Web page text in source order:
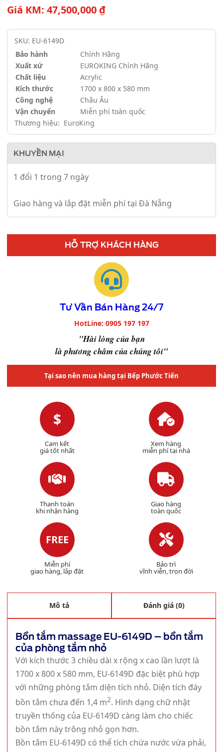
Giá KM: 47,500,000 ₫
SKU: EU-6149D
Bảo hành
Chính Hãng
Xuất xứ
EUROKING Chính Hãng
Chất liệu
Acrylic
Kích thước
1700 x 800 x 580 mm
Công nghệ
Châu Âu
Vận chuyển
Miễn phí toàn quốc
Thương hiệu: EuroKing
KHUYẾN MẠI
1 đổi 1 trong 7 ngày
Giao hàng và lắp đặt miễn phí tại Đà Nẵng
HỖ TRỢ KHÁCH HÀNG
Tư Vấn Bán Hàng 24/7
HotLine: 0905 197 197
"Hài lòng của bạn
là phương châm của chúng tôi"
Tại sao nên mua hàng tại Bếp Phước Tiến
$
Cam kết
giá tốt nhất
Xem hàng
miễn phí tại nhà
Thanh toán
khi nhận hàng
Giao hàng
toàn quốc
FREE
Miễn phí
giao hàng, lắp đặt
Bảo trì
vĩnh viễn, trọn đời
Mô tả Đánh giá (0)
Bồn tắm massage EU-6149D – bồn tắm
của phòng tắm nhỏ
Với kích thước 3 chiều dài x rộng x cao lần lượt là
1700 x 800 x 580 mm, EU-6149D đặc biệt phù hợp
với những phòng tắm diện tích nhỏ. Diện tích đáy
bồn tắm chưa đến 1,4 m2. Hình dạng chữ nhật
truyền thống của EU-6149D càng làm cho chiếc
bồn tắm này trông nhỏ gọn hơn.
Bồn tắm EU-6149D có thể tích chứa nước vừa phải,